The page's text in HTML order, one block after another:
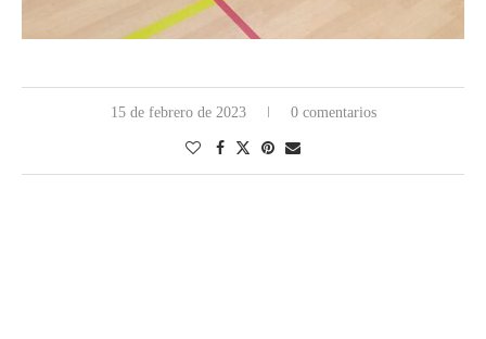
15 de febrero de 2023 0 comentarios